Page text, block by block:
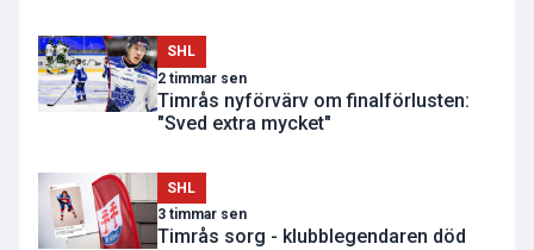
SHL
2 timmar sen
Timrås nyförvärv om finalförlusten:
"Sved extra mycket"
SHL
3 timmar sen
Timrås sorg - klubblegendaren död